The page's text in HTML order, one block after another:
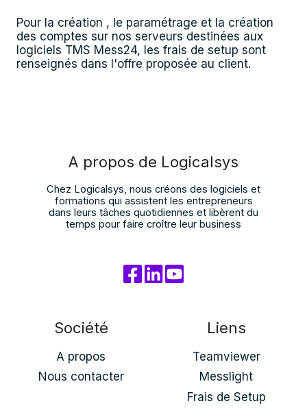
Pour la création , le paramétrage et la création
des comptes sur nos serveurs destinées aux
logiciels TMS Mess24, les frais de setup sont
renseignés dans l'offre proposée au client.
A propos de Logicalsys
Chez Logicalsys, nous créons des logiciels et
formations qui assistent les entrepreneurs
dans leurs tâches quotidiennes et libèrent du
temps pour faire croître leur business
Société
A propos
Nous contacter
Liens
Teamviewer
Messlight
Frais de Setup